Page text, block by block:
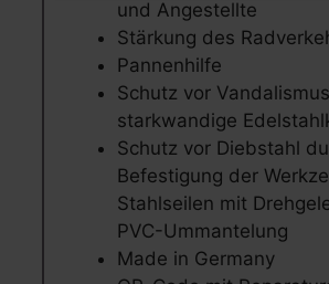
und Angestellte
Stärkung des
Pannenhilfe
Schutz vor
starkwandige
Schutz vor Diebstahl
Befestigung der
Stahlseilen mit
PVC-Ummantelung
Made in Germany